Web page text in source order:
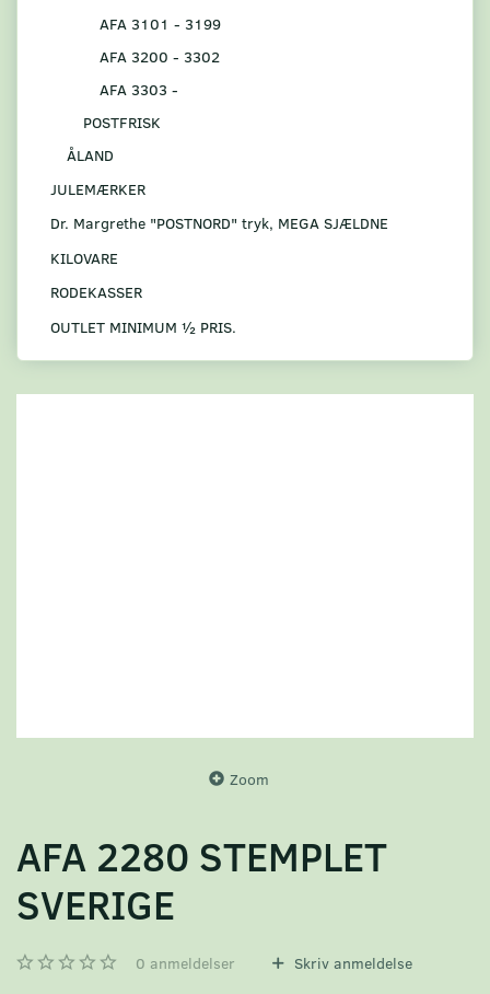
AFA 3101 - 3199
AFA 3200 - 3302
AFA 3303 -
POSTFRISK
ÅLAND
JULEMÆRKER
Dr. Margrethe "POSTNORD" tryk, MEGA SJÆLDNE
KILOVARE
RODEKASSER
OUTLET MINIMUM ½ PRIS.
Zoom
AFA 2280 STEMPLET
SVERIGE
0 anmeldelser Skriv anmeldelse